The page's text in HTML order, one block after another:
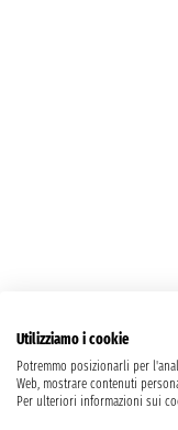
Utilizziamo i cookie
Potremmo posizionarli per
Web, mostrare contenuti
Per ulteriori informazioni sui